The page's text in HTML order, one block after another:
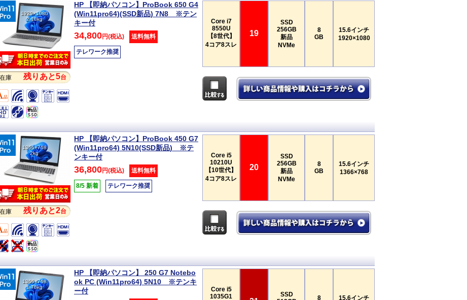
1920×1080
2.18kg
在庫 残りあと5台
HP 【即納パソコン】ProBook 650 G4
(Win11pro64)(SSD新品) 7N8 ※テン
キー付
34,800円(税込) 送料無料
テレワーク推奨
Core i7
8550U
【8世代】
4コア8スレ
19
SSD
256GB
新品
NVMe
8
GB
15.6インチ
1920×1080
1366×768
2kg
在庫 残りあと2台
HP 【即納パソコン】ProBook 450 G7
(Win11pro64) 5N10(SSD新品) ※テ
ンキー付
36,800円(税込) 送料無料
8/5 新着 テレワーク推奨
Core i5
10210U
【10世代】
4コア8スレ
20
SSD
256GB
新品
NVMe
8
GB
15.6インチ
1366×768
1366×768
1.78kg
HP 【即納パソコン】 250 G7 Notebo
ok PC (Win11pro64) 5N10 ※テンキ
ー付
Core i5
1035G1
SSD
8 15.6インチ